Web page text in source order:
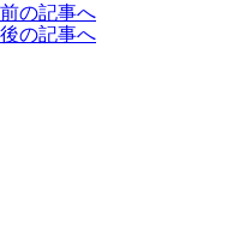
前の記事へ
後の記事へ